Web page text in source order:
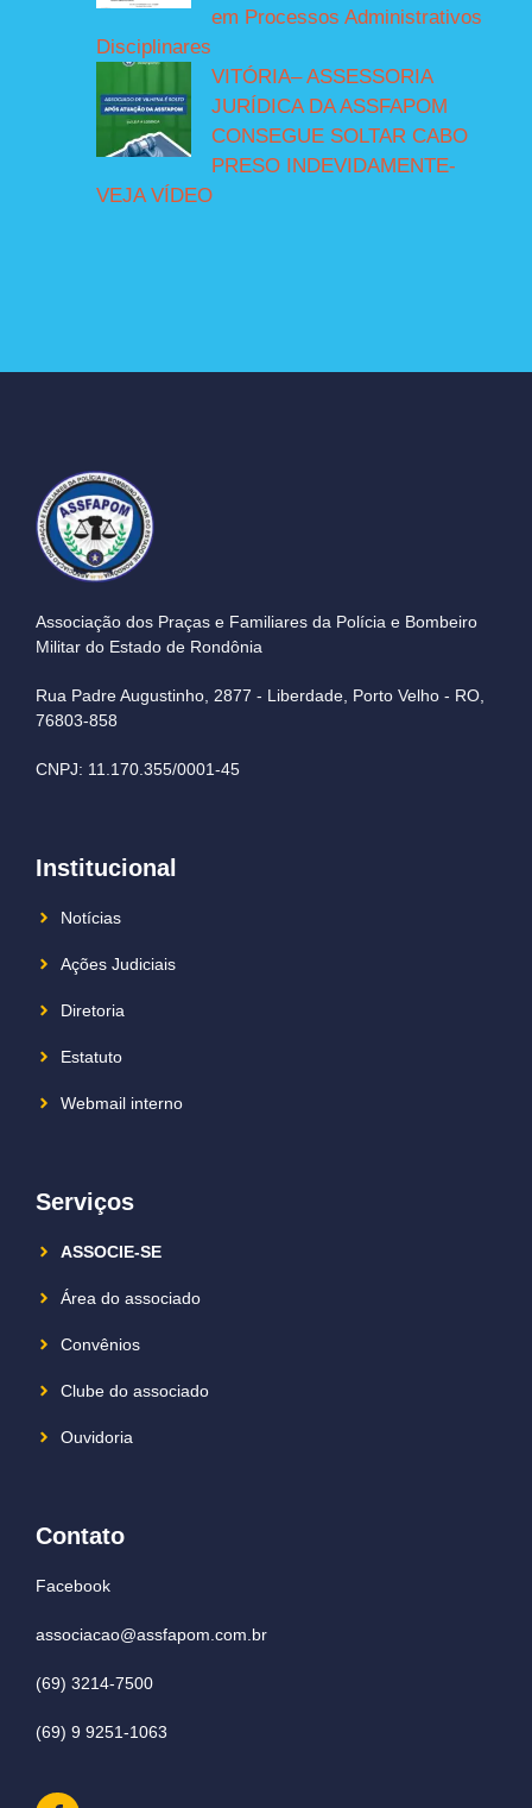
em Processos Administrativos
Disciplinares
VITÓRIA– ASSESSORIA
JURÍDICA DA ASSFAPOM
CONSEGUE SOLTAR CABO
PRESO INDEVIDAMENTE-
VEJA VÍDEO
Associação dos Praças e Familiares da Polícia e Bombeiro
Militar do Estado de Rondônia
Rua Padre Augustinho, 2877 - Liberdade, Porto Velho - RO,
76803-858
CNPJ: 11.170.355/0001-45
Institucional
Notícias
Ações Judiciais
Diretoria
Estatuto
Webmail interno
Serviços
ASSOCIE-SE
Área do associado
Convênios
Clube do associado
Ouvidoria
Contato
Facebook
associacao@assfapom.com.br
(69) 3214-7500
(69) 9 9251-1063